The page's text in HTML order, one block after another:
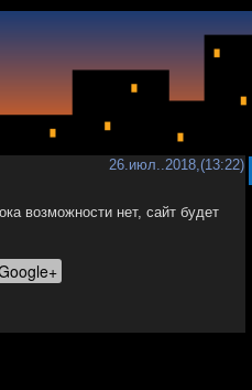
26.июл..2018,(13:22)
возможности нет, сайт будет